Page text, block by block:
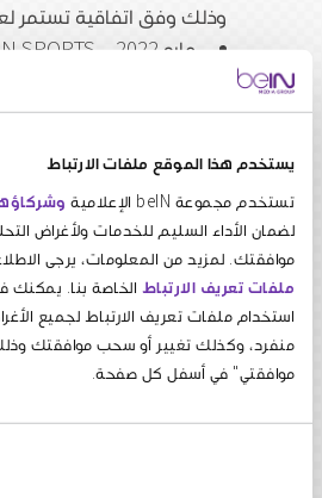
يستخدم هذا الموقع ملفات الارتباط
تستخدم مجموعة beIN الإعلامية
لضمان الأداء السليم للخدمات ولأغراض
موافقتك. لمزيد من المعلومات، يرجى
ملفات تعريف الارتباط الخاصة بنا.
استخدام ملفات تعريف الارتباط لجميع
منفرد، وكذلك تغيير أو سحب موافقتك
موافقتي" في أسفل كل صفحة.
وذلك وفق اتفاقية تستمر
ماليزيا
الهادئ تحصل على حقوق البث
للفورمولا 1 في عشر مناطق في قارة آسيا
الإدارة
المدير العام: مايك كير
نائب الرئيس التنفيذي
مدير قسم الموارد